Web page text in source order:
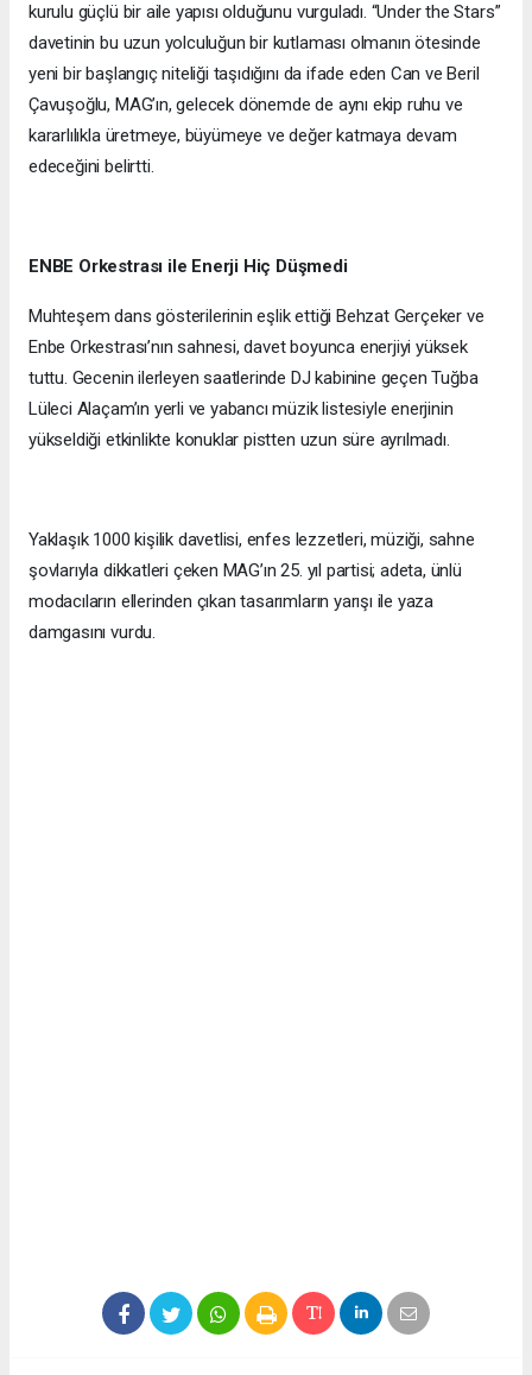
kurulu güçlü bir aile yapısı olduğunu vurguladı. “Under the Stars”
davetinin bu uzun yolculuğun bir kutlaması olmanın ötesinde
yeni bir başlangıç niteliği taşıdığını da ifade eden Can ve Beril
Çavuşoğlu, MAG’ın, gelecek dönemde de aynı ekip ruhu ve
kararlılıkla üretmeye, büyümeye ve değer katmaya devam
edeceğini belirtti.
ENBE Orkestrası ile Enerji Hiç Düşmedi
Muhteşem dans gösterilerinin eşlik ettiği Behzat Gerçeker ve
Enbe Orkestrası’nın sahnesi, davet boyunca enerjiyi yüksek
tuttu. Gecenin ilerleyen saatlerinde DJ kabinine geçen Tuğba
Lüleci Alaçam’ın yerli ve yabancı müzik listesiyle enerjinin
yükseldiği etkinlikte konuklar pistten uzun süre ayrılmadı.
Yaklaşık 1000 kişilik davetlisi, enfes lezzetleri, müziği, sahne
şovlarıyla dikkatleri çeken MAG’ın 25. yıl partisi; adeta, ünlü
modacıların ellerinden çıkan tasarımların yarışı ile yaza
damgasını vurdu.